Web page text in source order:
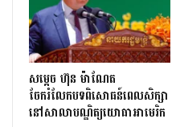
សម្តេច ហ៊ុន ម៉ាណែត
ចែករំលែកបទពិសោធន៍ពេលសិក្សា
នៅសាលាបណ្ឌិត្យ​យោ​ធា​អាមេរិក